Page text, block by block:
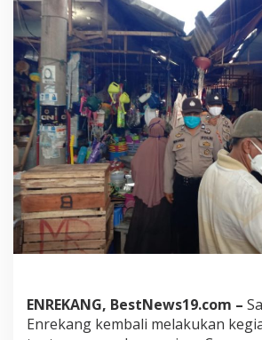
e
y
e
r
a
n
C
v
i
r
s
ENREKANG, BestNews19.com –
Enrekang kembali melakukan